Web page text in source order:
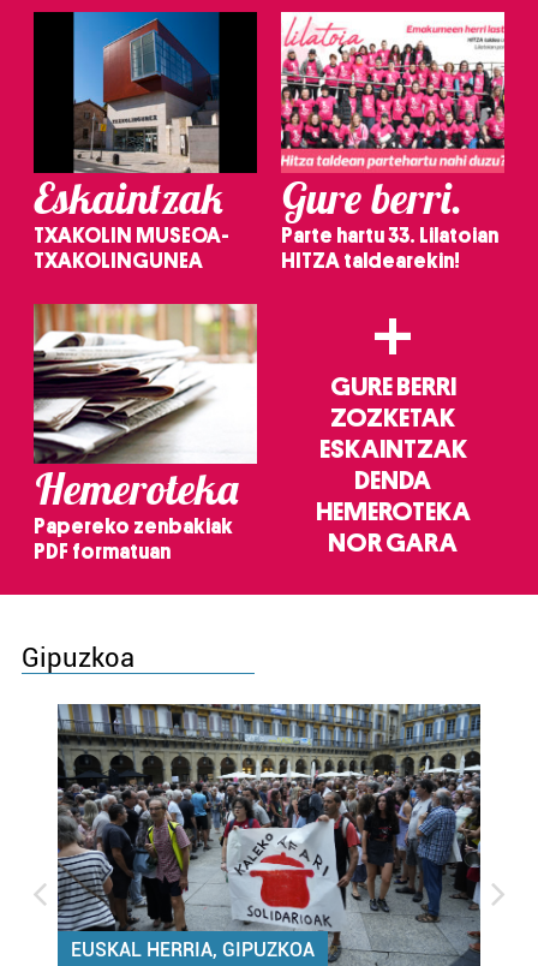
Eskaintzak
TXAKOLIN MUSEOA-
TXAKOLINGUNEA
Gure berri.
Parte hartu 33. Lilatoian
HITZA taldearekin!
Hemeroteka
Papereko zenbakiak
PDF formatuan
+
GURE BERRI
ZOZKETAK
ESKAINTZAK
DENDA
HEMEROTEKA
NOR GARA
Gipuzkoa
EUSKAL HERRIA, GIPUZKOA